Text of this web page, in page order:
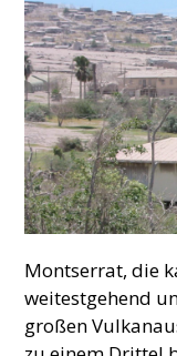
Montserrat, die
weitestgehend
großen